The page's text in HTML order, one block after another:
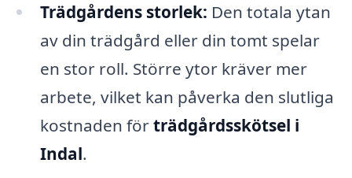
Trädgårdens storlek: Den totala ytan
av din trädgård eller din tomt spelar
en stor roll. Större ytor kräver mer
arbete, vilket kan påverka den slutliga
kostnaden förträdgårdsskötsel i
Indal.